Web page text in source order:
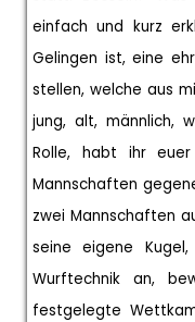
einfach und kurz
Gelingen ist, eine
stellen, welche aus
jung, alt, männlich,
Rolle, habt ihr
Mannschaften
zwei Mannschaften
seine eigene
Wurftechnik an,
festgelegte